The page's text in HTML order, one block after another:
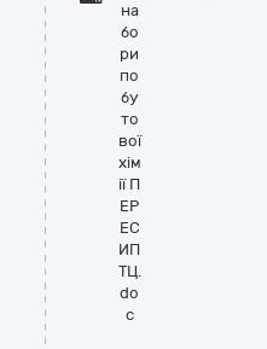
на
бо
ри
по
бу
то
вої
хім
ії П
ЕР
ЕС
ИП
ТЦ.
do
c